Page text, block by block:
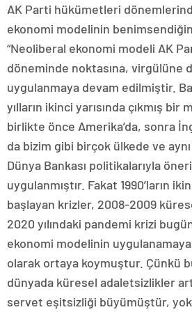
AK Parti hükümetleri
ekonomi modelinin
“Neoliberal ekonomi modeli AK
döneminde noktasına, virgülüne
uygulanmaya devam edilmiştir.
yılların ikinci yarısında çıkmış bir
birlikte önce Amerika’da, sonra
da bizim gibi birçok ülkede ve
Dünya Bankası politikalarıyla
uygulanmıştır. Fakat 1990’ların
başlayan krizler, 2008-2009
2020 yılındaki pandemi krizi
ekonomi modelinin
olarak ortaya koymuştur. Çünkü
dünyada küresel adaletsizlikler
servet eşitsizliği büyümüştür,